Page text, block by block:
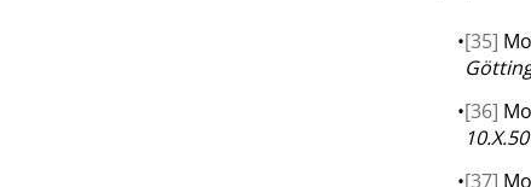
•[35]
•[36]
10.X.50
•[37]